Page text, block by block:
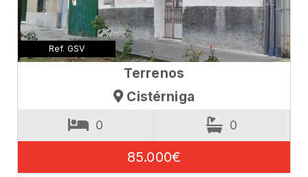
Ref. GSV
Terrenos
Cistérniga
0 0
85.000€